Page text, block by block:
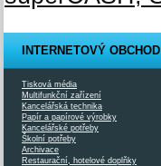
INTERNETOVÝ OBCHOD
Tisková média
Multifunkční zařízení
Kancelářská technika
Papír a papírové výrobky
Kancelářské potřeby
Školní potřeby
Archivace
Restaurační, hotelové doplňky